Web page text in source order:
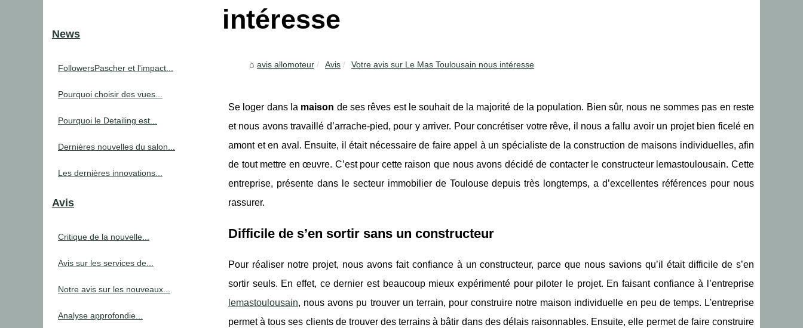
intéresse
avis allomoteur Avis Votre avis sur Le Mas Toulousain nous intéresse
Se loger dans la maison de ses rêves est le souhait de la majorité de la population. Bien sûr, nous ne sommes pas en reste
et nous avons travaillé d’arrache-pied, pour y arriver. Pour concrétiser votre rêve, il nous a fallu avoir un projet bien ficelé en
amont et en aval. Ensuite, il était nécessaire de faire appel à un spécialiste de la construction de maisons individuelles, afin
de tout mettre en œuvre. C’est pour cette raison que nous avons décidé de contacter le constructeur lemastoulousain. Cette
entreprise, présente dans le secteur immobilier de Toulouse depuis très longtemps, a d’excellentes références pour nous
rassurer.
Difficile de s’en sortir sans un constructeur
Pour réaliser notre projet, nous avons fait confiance à un constructeur, parce que nous savions qu’il était difficile de s’en
sortir seuls. En effet, ce dernier est beaucoup mieux expérimenté pour piloter le projet. En faisant confiance à l’entreprise
lemastoulousain, nous avons pu trouver un terrain, pour construire notre maison individuelle en peu de temps. L'entreprise
permet à tous ses clients de trouver des terrains à bâtir dans des délais raisonnables. Ensuite, elle permet de faire construire
News
FollowersPascher et l'impact...
Pourquoi choisir des vues...
Pourquoi le Detailing est...
Dernières nouvelles du salon...
Les dernières innovations...
Avis
Critique de la nouvelle...
Avis sur les services de...
Notre avis sur les nouveaux...
Analyse approfondie...